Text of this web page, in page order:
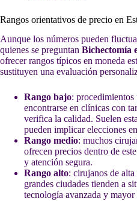
Rangos orientativos de precio en
Aunque los números pueden
quienes se preguntan Bichectomía
ofrecer rangos típicos en moneda
sustituyen una evaluación
Rango bajo: procedimientos
encontrarse en clínicas con
verifica la calidad. Suelen
pueden implicar elecciones
Rango medio: muchos
ofrecen precios dentro de
y atención segura.
Rango alto: cirujanos de
grandes ciudades tienden a
tecnología avanzada y